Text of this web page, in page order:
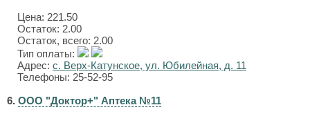
Цена: 221.50
Остаток: 2.00
Остаток, всего: 2.00
Тип оплаты:
Адрес: с. Верх-Катунское, ул. Юбилейная, д. 11
Телефоны: 25-52-95
6. ООО "Доктор+" Аптека №11